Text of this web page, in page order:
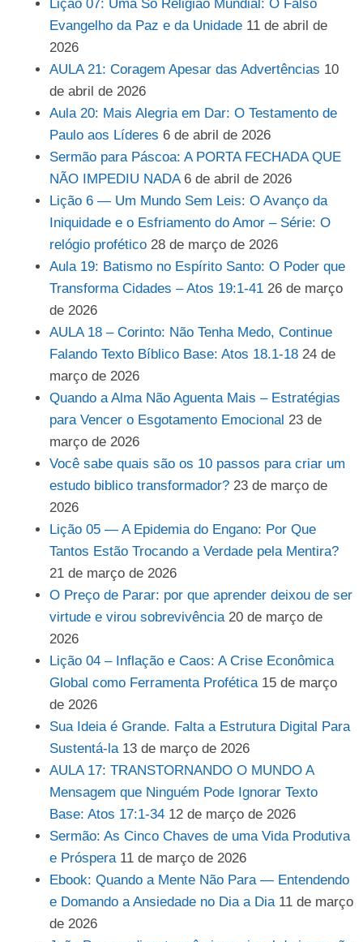
Lição 07: Uma Só Religião Mundial: O Falso
Evangelho da Paz e da Unidade 11 de abril de
2026
AULA 21: Coragem Apesar das Advertências 10
de abril de 2026
Aula 20: Mais Alegria em Dar: O Testamento de
Paulo aos Líderes 6 de abril de 2026
Sermão para Páscoa: A PORTA FECHADA QUE
NÃO IMPEDIU NADA 6 de abril de 2026
Lição 6 — Um Mundo Sem Leis: O Avanço da
Iniquidade e o Esfriamento do Amor – Série: O
relógio profético 28 de março de 2026
Aula 19: Batismo no Espírito Santo: O Poder que
Transforma Cidades – Atos 19:1-41 26 de março
de 2026
AULA 18 – Corinto: Não Tenha Medo, Continue
Falando Texto Bíblico Base: Atos 18.1-18 24 de
março de 2026
Quando a Alma Não Aguenta Mais – Estratégias
para Vencer o Esgotamento Emocional 23 de
março de 2026
Você sabe quais são os 10 passos para criar um
estudo biblico transformador? 23 de março de
2026
Lição 05 — A Epidemia do Engano: Por Que
Tantos Estão Trocando a Verdade pela Mentira?
21 de março de 2026
O Preço de Parar: por que aprender deixou de ser
virtude e virou sobrevivência 20 de março de
2026
Lição 04 – Inflação e Caos: A Crise Econômica
Global como Ferramenta Profética 15 de março
de 2026
Sua Ideia é Grande. Falta a Estrutura Digital Para
Sustentá-la 13 de março de 2026
AULA 17: TRANSTORNANDO O MUNDO A
Mensagem que Ninguém Pode Ignorar Texto
Base: Atos 17:1-34 12 de março de 2026
Sermão: As Cinco Chaves de uma Vida Produtiva
e Próspera 11 de março de 2026
Ebook: Quando a Mente Não Para — Entendendo
e Domando a Ansiedade no Dia a Dia 11 de março
de 2026